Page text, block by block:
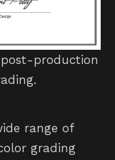
production
range of
grading